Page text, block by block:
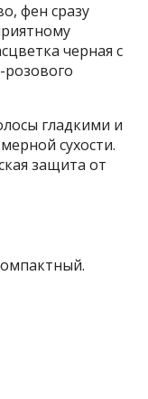
фен сразу
черная с
гладкими и
сухости.
защита от